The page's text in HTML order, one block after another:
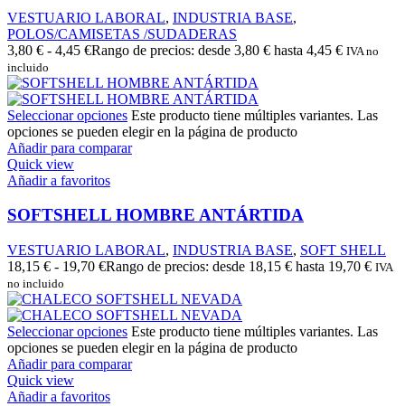
VESTUARIO LABORAL, INDUSTRIA BASE,
POLOS/CAMISETAS /SUDADERAS
3,80 € - 4,45 €Rango de precios: desde 3,80 € hasta 4,45 € IVA no
incluido
Seleccionar opciones Este producto tiene múltiples variantes. Las
opciones se pueden elegir en la página de producto
Añadir para comparar
Quick view
Añadir a favoritos
SOFTSHELL HOMBRE ANTÁRTIDA
VESTUARIO LABORAL, INDUSTRIA BASE, SOFT SHELL
18,15 € - 19,70 €Rango de precios: desde 18,15 € hasta 19,70 € IVA
no incluido
Seleccionar opciones Este producto tiene múltiples variantes. Las
opciones se pueden elegir en la página de producto
Añadir para comparar
Quick view
Añadir a favoritos